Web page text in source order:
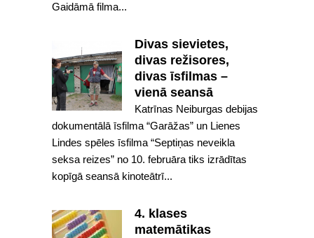
Gaidāmā filma...
Divas sievietes,
divas režisores,
divas īsfilmas –
vienā seansā
Katrīnas Neiburgas debijas
dokumentālā īsfilma “Garāžas” un Lienes
Lindes spēles īsfilma “Septiņas neveikla
seksa reizes” no 10. februāra tiks izrādītas
kopīgā seansā kinoteātrī...
4. klases
matemātikas